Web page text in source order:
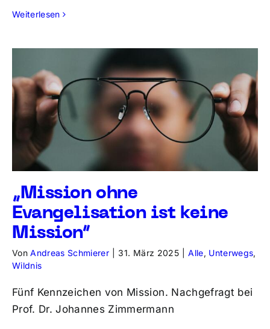
Weiterlesen
„Mission ohne
Evangelisation ist keine
Mission“
VonAndreas Schmierer 31. März 2025 Alle, Unterwegs,
Wildnis
Fünf Kennzeichen von Mission. Nachgefragt bei
Prof. Dr. Johannes Zimmermann